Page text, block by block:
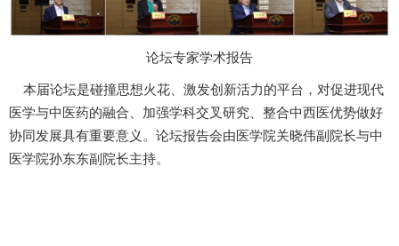
论坛专家学术报告
本届论坛是碰撞思想火花、激发创新活力的平台，对促进现代
医学与中医药的融合、加强学科交叉研究、整合中西医优势做好
协同发展具有重要意义 。论坛报告会由医学院关晓伟副院长与中
医学院孙东东副院长主持。